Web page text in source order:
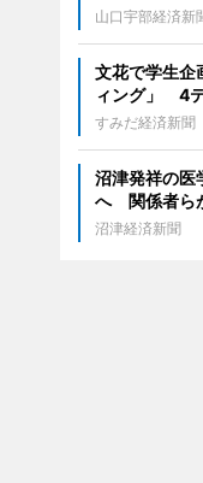
山口宇部経済新
文花で学生企
ィング」 4
すみだ経済新聞
沼津発祥の医
へ 関係者ら
沼津経済新聞